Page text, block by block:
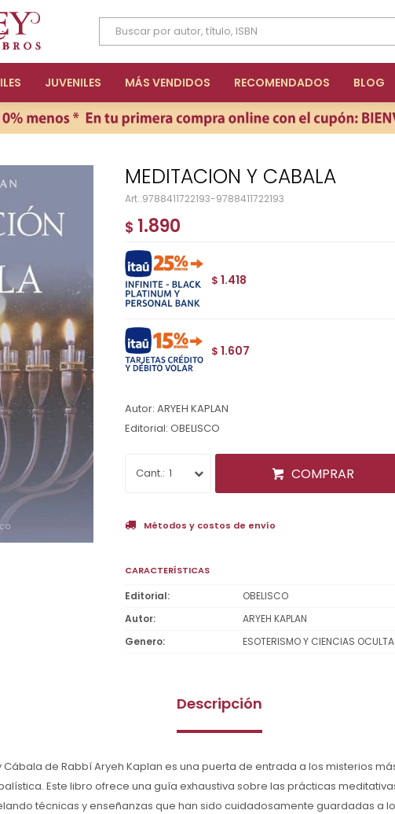
JUVENILES MÁS VENDIDOS RECOMENDADOS BLOG
MEDITACION Y CABALA
9788411722193-9788411722193
$ 1.890
$ 1.418
$ 1.607
Autor: ARYEH KAPLAN
Editorial: OBELISCO
1 COMPRAR
Métodos y costos de envío
CARACTERÍSTICAS
Editorial
OBELISCO
Autor
ARYEH KAPLAN
Genero
ESOTERISMO Y CIENCIAS
Descripción
Cábala de Rabbí Aryeh Kaplan es una puerta de entrada a los misterios
Este libro ofrece una guía exhaustiva sobre las prácticas
técnicas y enseñanzas que han sido cuidadosamente guardadas a